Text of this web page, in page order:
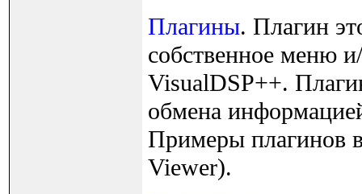
Плагины. Плагин
собственное меню
VisualDSP++.
обмена
Примеры плагинов
Viewer).